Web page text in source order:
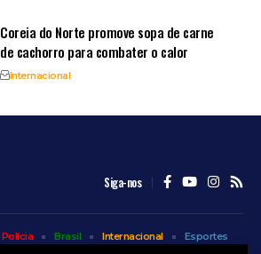
Coreia do Norte promove sopa de carne
de cachorro para combater o calor
Internacional
Siga-nos
Polícia Brasil Internacional
Esportes